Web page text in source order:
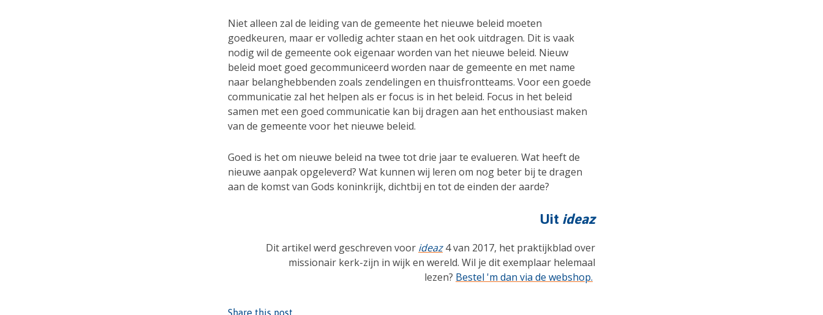
Niet alleen zal de leiding van de gemeente het nieuwe beleid moeten
goedkeuren, maar er volledig achter staan en het ook uitdragen. Dit is vaak
nodig wil de gemeente ook eigenaar worden van het nieuwe beleid. Nieuw
beleid moet goed gecommuniceerd worden naar de gemeente en met name
naar belanghebbenden zoals zendelingen en thuisfrontteams. Voor een goede
communicatie zal het helpen als er focus is in het beleid. Focus in het beleid
samen met een goed communicatie kan bij dragen aan het enthousiast maken
van de gemeente voor het nieuwe beleid.
Goed is het om nieuwe beleid na twee tot drie jaar te evalueren. Wat heeft de
nieuwe aanpak opgeleverd? Wat kunnen wij leren om nog beter bij te dragen
aan de komst van Gods koninkrijk, dichtbij en tot de einden der aarde?
Uit ideaz
Dit artikel werd geschreven voor ideaz4 van 2017, het praktijkblad over
missionair kerk-zijn in wijk en wereld. Wil je dit exemplaar helemaal
lezen? Bestel 'm dan via de webshop.
Share this post